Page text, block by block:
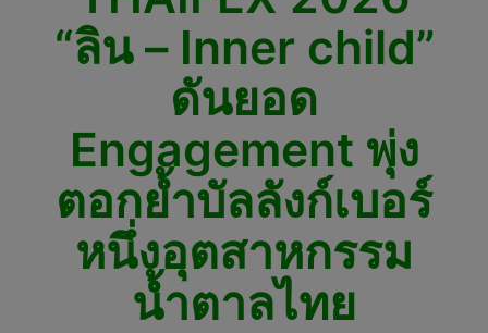
“ลิน – Inner child”
ดันยอด
Engagement พุ่ง
ตอกย้ำบัลลังก์เบอร์
หนึ่งอุตสาหกรรม
น้ำตาลไทย